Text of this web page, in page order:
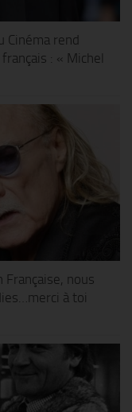
Cinéma rend
: « Michel
Française, nous
à toi